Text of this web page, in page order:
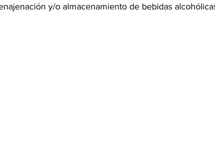
y/o almacenamiento de bebidas